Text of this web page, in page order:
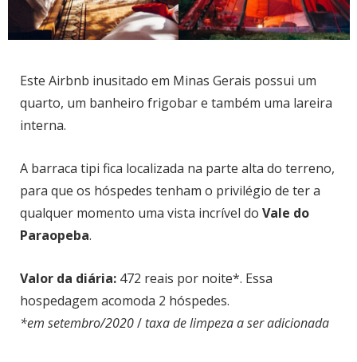
Este Airbnb inusitado em Minas Gerais possui um
quarto, um banheiro frigobar e também uma lareira
interna.
A barraca tipi fica localizada na parte alta do terreno,
para que os hóspedes tenham o privilégio de ter a
qualquer momento uma vista incrível do Vale do
Paraopeba.
Valor da diária: 472 reais por noite*. Essa
hospedagem acomoda 2 hóspedes.
*em setembro/2020/ taxa de limpeza a ser adicionada